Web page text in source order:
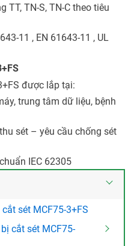
TT, TN-S, TN-C theo tiêu
11 , EN 61643-11 , UL
được lắp tại:
trung tâm dữ liệu, bệnh
sét – yêu cầu chống sét
IEC 62305
sét MCF75-3+FS
cắt sét MCF75-